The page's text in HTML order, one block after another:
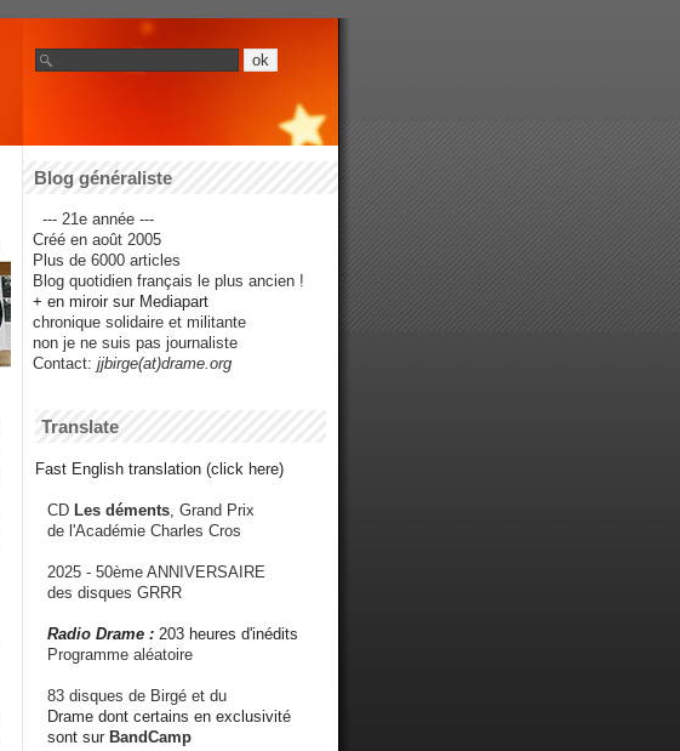
Blog généraliste
--- 21e année ---
Créé en août 2005
Plus de 6000 articles
Blog quotidien français le plus ancien !
+ en miroir sur Mediapart
chronique solidaire et militante
non je ne suis pas journaliste
Contact: jjbirge(at)drame.org
Translate
Fast English translation (click here)
CD Les déments , Grand Prix
de l'Académie Charles Cros
2025 - 50ème ANNIVERSAIRE
des disques GRRR
Radio Drame : 203 heures d'inédits
Programme aléatoire
83 disques de Birgé et du
Drame dont certains en exclusivité
sont sur BandCamp